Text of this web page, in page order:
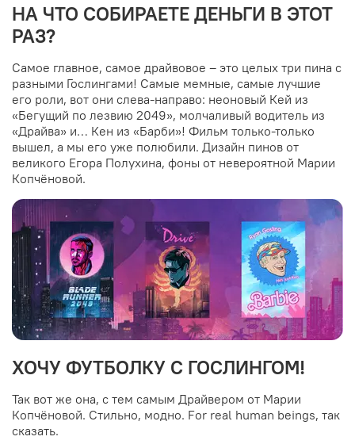
НА ЧТО СОБИРАЕТЕ ДЕНЬГИ В ЭТОТ
РАЗ?
Самое главное, самое драйвовое – это целых три пина с
разными Гослингами! Самые мемные, самые лучшие
его роли, вот они слева-направо: неоновый Кей из
«Бегущий по лезвию 2049», молчаливый водитель из
«Драйва» и… Кен из «Барби»! Фильм только-только
вышел, а мы его уже полюбили. Дизайн пинов от
великого Егора Полухина, фоны от невероятной Марии
Копчёновой.
ХОЧУ ФУТБОЛКУ С ГОСЛИНГОМ!
Так вот же она, с тем самым Драйвером от Марии
Копчёновой. Стильно, модно. For real human beings, так
сказать.